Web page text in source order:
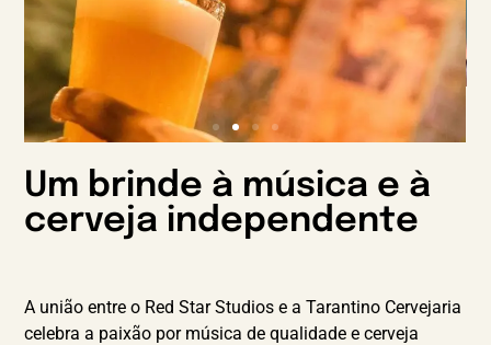
Um brinde à música e à
cerveja independente
A união entre o Red Star Studios e a Tarantino Cervejaria
celebra a paixão por música de qualidade e cerveja